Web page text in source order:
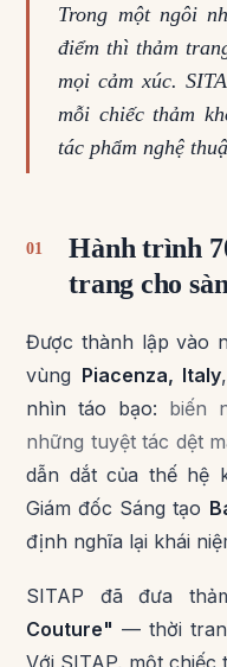
Trong một ngôi
điểm thì thảm
mọi cảm xúc.
mỗi chiếc thảm
tác phẩm nghệ
01
Hành trình
trang cho
Được thành lập vào
vùng Piacenza, Italy
nhìn táo bạo: biến
những tuyệt tác dệt
dẫn dắt của thế hệ
Giám đốc Sáng tạo
định nghĩa lại khái
SITAP đã đưa
Couture" — thời
Với SITAP, một